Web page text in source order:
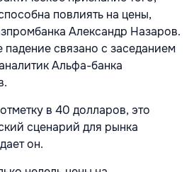
повлиять на цены,
Александр Назаров.
связано с заседанием
Альфа-банка
в 40 долларов, это
сценарий для рынка
он.